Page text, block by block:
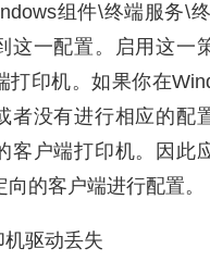
组件\终端服务\
这一配置。启用这一
打印机。如果你在
者没有进行相应的配
客户端打印机。因此
向的客户端进行配置。
机驱动丢失